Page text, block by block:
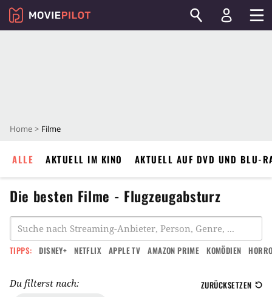
Home Filme
ALLE AKTUELL IM KINO AKTUELL AUF DVD UND BLU-
Die besten Filme - Flugzeugabsturz
TIPPS: DISNEY+ NETFLIX APPLE TV AMAZON PRIME KOMÖDIEN
Du filterst nach: ZURÜCKSETZEN